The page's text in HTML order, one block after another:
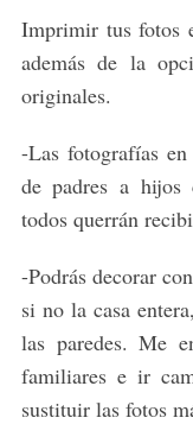
Imprimir tus fotos
además de la
originales.
-Las fotografías
de padres a hijos
todos querrán
-Podrás decorar
si no la casa
las paredes. Me
familiares e ir
sustituir las fotos
S
e
h
o
r